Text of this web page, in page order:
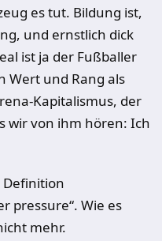
es tut. Bildung ist,
und ernstlich dick
ist ja der Fußballer
Wert und Rang als
Kapitalismus, der
wir von ihm hören: Ich
Definition
pressure“. Wie es
mehr.